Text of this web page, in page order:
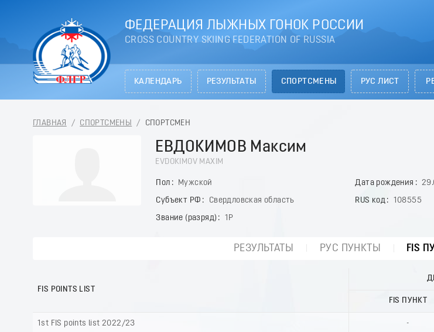
ФЕДЕРАЦИЯ ЛЫЖНЫХ ГОНОК РОССИИ
CROSS COUNTRY SKIING FEDERATION OF RUSSIA
КАЛЕНДАРЬ РЕЗУЛЬТАТЫ СПОРТСМЕНЫ РУС ЛИСТ
ГЛАВНАЯ / СПОРТСМЕНЫ / СПОРТСМЕН
ЕВДОКИМОВ Максим
EVDOKIMOV MAXIM
Пол Мужской Дата рождения
Субъект РФ
Свердловская область RUS код 108555
Звание (разряд)
1Р
РЕЗУЛЬТАТЫ РУС ПУНКТЫ FIS
FIS POINTS LIST
FIS ПУНКТ
1st FIS points list 2022/23 -